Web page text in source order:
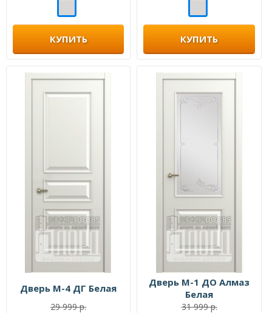
КУПИТЬ КУПИТЬ
Дверь М-4 ДГ Белая
29 999 р.
Дверь М-1 ДО Алмаз
Белая
31 999 р.